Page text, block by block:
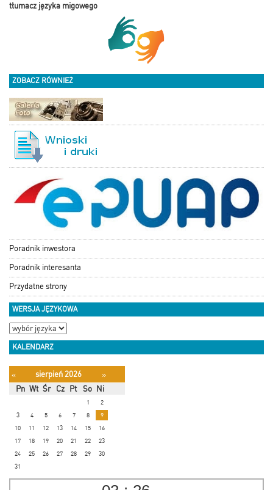
tłumacz języka migowego
ZOBACZ RÓWNIEŻ
Poradnik inwestora
Poradnik interesanta
Przydatne strony
WERSJA JĘZYKOWA
KALENDARZ
« sierpień 2026
»
Pn Wt Śr Cz Pt So Ni
1
2
3
4 5 6 7 8
9
10
11 12 13 14 15
16
17
18 19 20 21 22
23
24
25 26 27 28 29
30
31